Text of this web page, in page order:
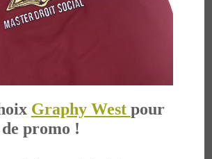
Graphy West pour
de promo !